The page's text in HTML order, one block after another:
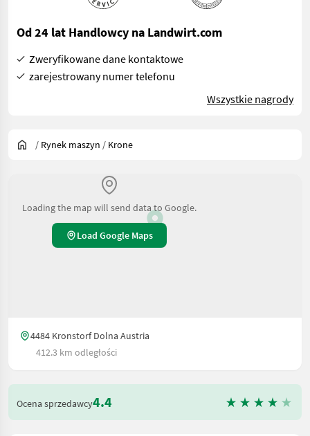
Od 24 lat Handlowcy na Landwirt.com
Zweryfikowane dane kontaktowe
zarejestrowany numer telefonu
Wszystkie nagrody
/ Rynek maszyn / Krone
Loading the map will send data to Google.
Load Google Maps
4484 Kronstorf Dolna Austria
412.3 km odległości
Ocena sprzedawcy4.4